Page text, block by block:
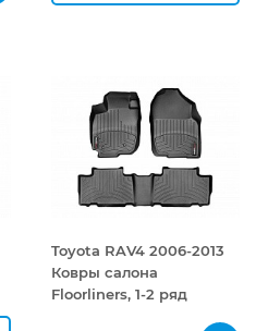
Toyota RAV4 2006-2013
Ковры салона
Floorliners, 1-2 ряд